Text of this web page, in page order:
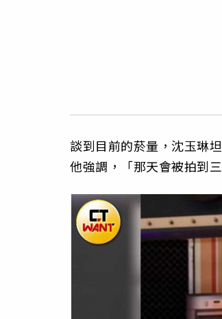
談到目前的菸量，沈玉琳
他強調，「那天會被拍到